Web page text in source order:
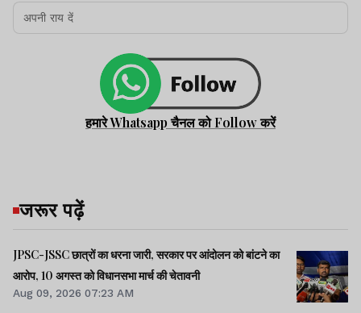
हमारे Whatsapp चैनल को Follow करें
जरूर पढ़ें
JPSC-JSSC छात्रों का धरना जारी, सरकार पर आंदोलन को बांटने का
आरोप, 10 अगस्त को विधानसभा मार्च की चेतावनी
Aug 09, 2026 07:23 AM